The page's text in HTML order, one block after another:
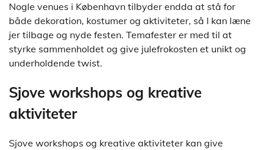
Nogle venues i København tilbyder endda at stå for
både dekoration, kostumer og aktiviteter, så I kan læne
jer tilbage og nyde festen. Temafester er med til at
styrke sammenholdet og give julefrokosten et unikt og
underholdende twist.
Sjove workshops og kreative
aktiviteter
Sjove workshops og kreative aktiviteter kan give